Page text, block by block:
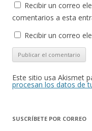
Recibir un correo
comentarios a esta
Recibir un correo
Este sitio usa Akismet
procesan los datos de
SUSCRÍBETE POR CORREO